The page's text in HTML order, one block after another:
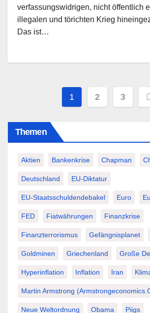
verfassungswidrigen, nicht öffentlich
illegalen und törichten Krieg
Das ist…
Beiträge
1 2 3
Themen
Aktien Bankenkrise Chapman
Deutschland EU-Diktatur
EU-Staatsschuldendebakel Euro
FED Fiatwährungen Finanzkrise
Finanzterrorismus Gefängnisplanet
Goldminen Griechenland Große
Hyperinflation Inflation Iran
Martin Armstrong
Neue Weltordnung Obama Piigs